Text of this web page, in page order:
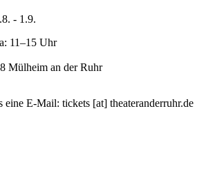
- 1.9.
11–15 Uhr
Mülheim an der Ruhr
eine E-Mail: tickets [at] theateranderruhr.de